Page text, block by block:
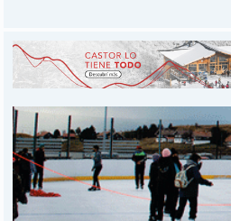
INICIO
DEPORTES
POLICIALES
I-DIARIO
MÁS